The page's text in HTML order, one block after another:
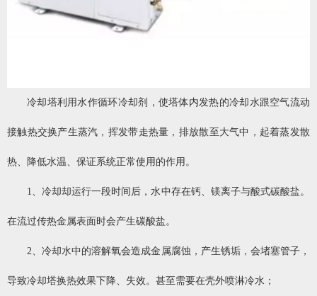
冷却塔利用水作循环冷却剂，使塔体内发热的冷却水跟空气流动
接触热交换产生蒸汽，挥发带走热量，排放散至大气中，起着蒸发散
热、降低水温、保证系统正常使用的作用。
1、冷却却运行一段时间后，水中存在钙、镁离子与酸式碳酸盐。
在流过传热金属表面时会产生碳酸盐。
2、冷却水中的溶解氧会造成金属腐蚀，产生锈垢，会堵塞管子，
导致冷却塔换热效果下降、失效。甚至需要在壳外喷淋冷水；